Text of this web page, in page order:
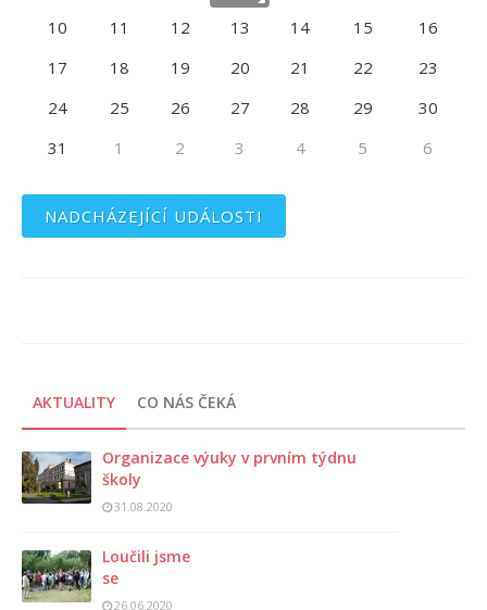
10
11 12 13 14 15
16
17
18 19 20 21 22
23
24
25 26 27 28 29
30
31
1 2 3 4 5 6
NADCHÁZEJÍCÍ UDÁLOSTI
AKTUALITY CO NÁS ČEKÁ
Organizace výuky v prvním týdnu
školy
31.08.2020
Loučili jsme
se
26.06.2020